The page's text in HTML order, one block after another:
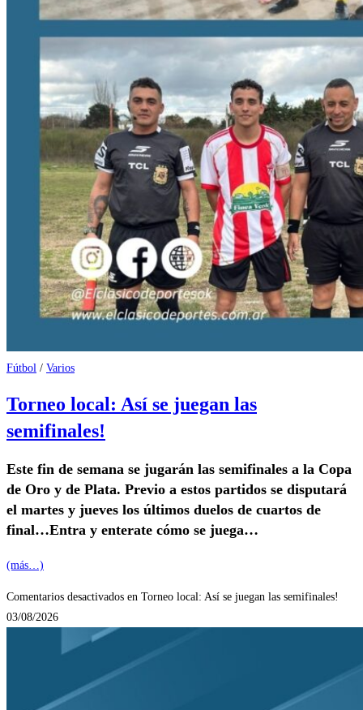
Fútbol / Varios
Torneo local: Así se juegan las
semifinales!
Este fin de semana se jugarán las semifinales a la Copa
de Oro y de Plata. Previo a estos partidos se disputará
el martes y jueves los últimos duelos de cuartos de
final…Entra y enterate cómo se juega…
(más…)
Comentarios desactivados en Torneo local: Así se juegan las semifinales!
03/08/2026